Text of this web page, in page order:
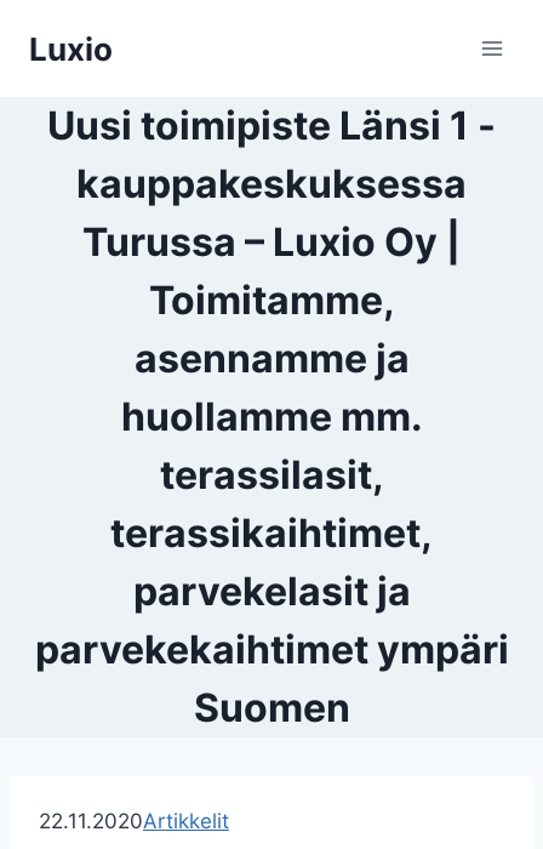
sisältöön
Luxio
Uusi toimipiste Länsi 1 -
kauppakeskuksessa
Turussa – Luxio Oy |
Toimitamme,
asennamme ja
huollamme mm.
terassilasit,
terassikaihtimet,
parvekelasit ja
parvekekaihtimet ympäri
Suomen
22.11.2020Artikkelit